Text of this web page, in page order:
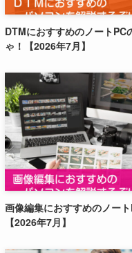
DTMにおすすめのノートPC
ゃ！【2026年7月】
画像編集におすすめのノー
【2026年7月】